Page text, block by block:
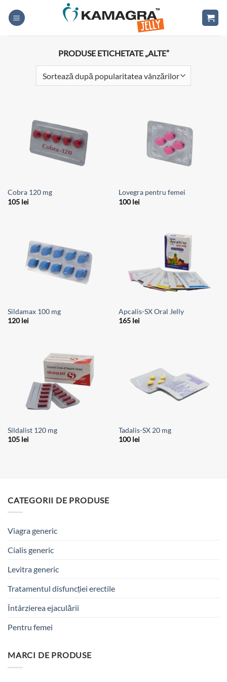
PRODUSE ETICHETATE „ALTE”
Cobra 120 mg
105 lei
Lovegra pentru femei
100lei
Sildamax 100 mg
120lei
Apcalis-SX Oral Jelly
165 lei
Sildalist 120 mg
105 lei
Tadalis-SX 20 mg
100lei
CATEGORII DE PRODUSE
Viagra generic
Cialis generic
Levitra generic
Tratamentul disfuncției erectile
Întârzierea ejaculării
Pentru femei
MARCI DE PRODUSE